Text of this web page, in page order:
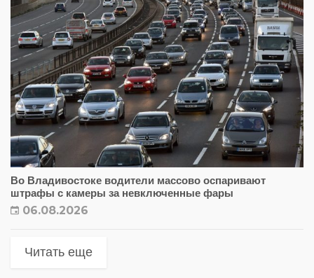
Во Владивостоке водители массово оспаривают
штрафы с камеры за невключенные фары
06.08.2026
Читать еще